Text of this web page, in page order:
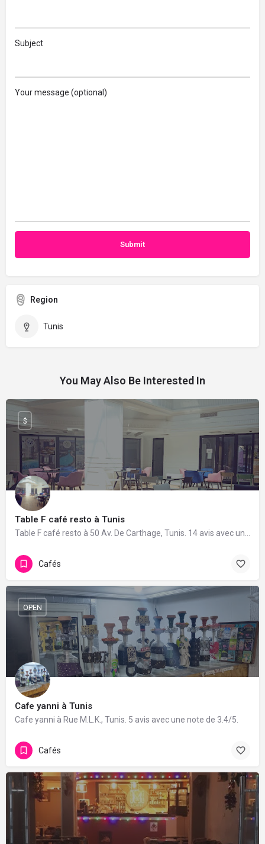
Subject
Your message (optional)
Region
Tunis
You May Also Be Interested In
Table F café resto à Tunis
Table F café resto à 50 Av. De Carthage, Tunis. 14 avis avec une note de 4.8/5.
$
Cafés
Cafe yanni à Tunis
Cafe yanni à Rue M.L.K., Tunis. 5 avis avec une note de 3.4/5.
OPEN
Cafés